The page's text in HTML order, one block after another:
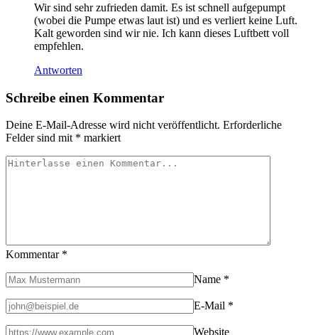
Wir sind sehr zufrieden damit. Es ist schnell aufgepumpt
(wobei die Pumpe etwas laut ist) und es verliert keine Luft.
Kalt geworden sind wir nie. Ich kann dieses Luftbett voll
empfehlen.
Antworten
Schreibe einen Kommentar
Deine E-Mail-Adresse wird nicht veröffentlicht. Erforderliche
Felder sind mit * markiert
Kommentar *
Name *
E-Mail *
Website